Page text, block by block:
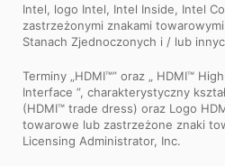
Intel, logo Intel, Intel Inside, Intel
zastrzeżonymi znakami
Stanach Zjednoczonych i / lub
Terminy „HDMI™” oraz „ HDMI™
Interface ”, charakterystyczny
(HDMI™ trade dress) oraz Logo
towarowe lub zastrzeżone znaki
Licensing Administrator, Inc.